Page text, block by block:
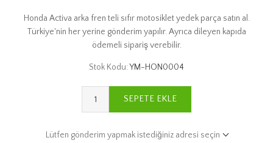
Honda Activa arka fren teli sıfır motosiklet yedek parça satın al.
Türkiye'nin her yerine gönderim yapılır. Ayrıca dileyen kapıda
ödemeli sipariş verebilir.
Stok Kodu:YM-HON0004
SEPETE EKLE
Lütfen gönderim yapmak istediğiniz adresi seçin